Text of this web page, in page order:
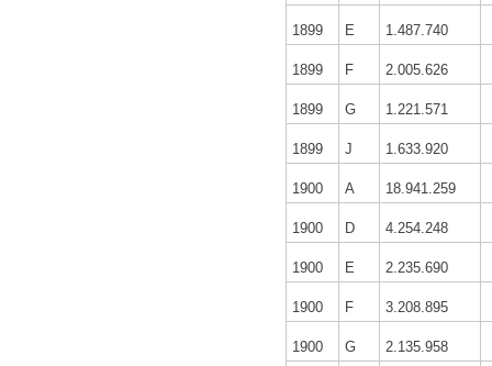
1899 E 1.487.740
1899 F 2.005.626
1899 G 1.221.571
1899 J 1.633.920
1900 A 18.941.259
1900 D 4.254.248
1900 E 2.235.690
1900 F 3.208.895
1900 G 2.135.958